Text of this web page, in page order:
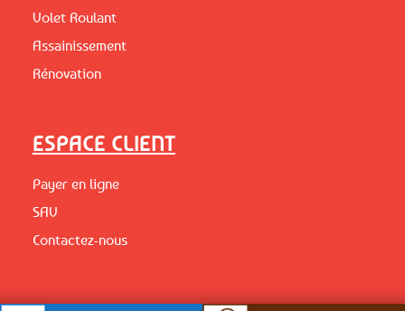
Volet Roulant
Assainissement
Rénovation
ESPACE CLIENT
Payer en ligne
SAV
Contactez-nous